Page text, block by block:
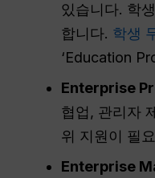
있습니다. 학
합니다. 학생
‘Education
Enterprise
협업, 관리자
위 지원이 필
Enterprise